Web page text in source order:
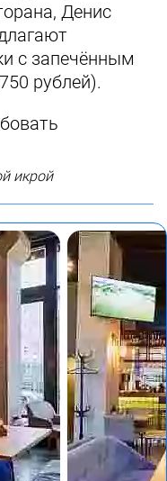
Денис
с запечённым
рублей).
икрой